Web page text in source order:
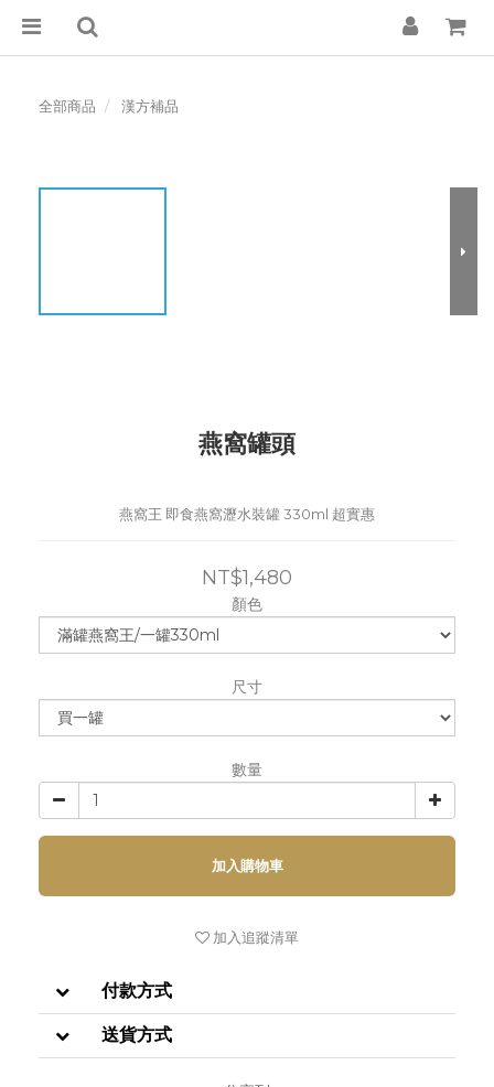
全部商品 漢方補品
燕窩罐頭
燕窩王 即食燕窩瀝水裝罐 330ml 超實惠
NT$1,480
顏色
尺寸
數量
加入購物車
加入追蹤清單
付款方式
送貨方式